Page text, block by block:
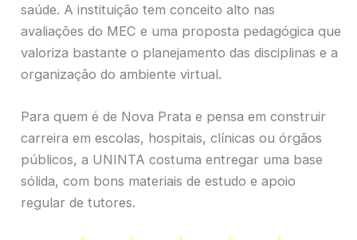
saúde. A instituição tem conceito alto nas
avaliações do MEC e uma proposta pedagógica que
valoriza bastante o planejamento das disciplinas e a
organização do ambiente virtual.
Para quem é de Nova Prata e pensa em construir
carreira em escolas, hospitais, clínicas ou órgãos
públicos, a UNINTA costuma entregar uma base
sólida, com bons materiais de estudo e apoio
regular de tutores.